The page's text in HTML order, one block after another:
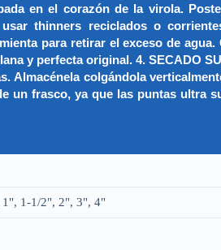
en el corazón de la virola.
thinners reciclados o
para retirar el exceso de
y perfecta original. 4. SECADO
Almacénela colgándola
un frasco, ya que las puntas
1", 1-1/2", 2", 3", 4"